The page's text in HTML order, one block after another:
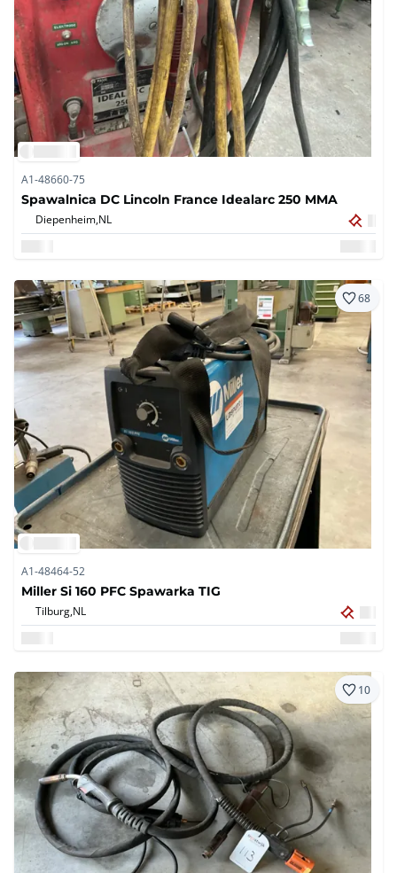
A1-48660-75
Spawalnica DC Lincoln France Idealarc 250 MMA
Diepenheim,NL
68
A1-48464-52
Miller Si 160 PFC Spawarka TIG
Tilburg,NL
10